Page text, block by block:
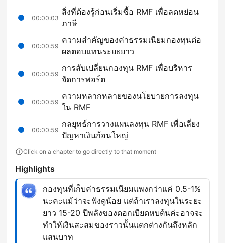
00:00:03
สิ่งที่ต้องรู้ก่อนเริ่มซื้อ RMF เพื่อลดหย่อน
ภาษี
00:00:59
ความสำคัญของค่าธรรมเนียมกองทุนต่อ
ผลตอบแทนระยะยาว
00:00:59
การสับเปลี่ยนกองทุน RMF เพื่อบริหาร
จัดการพอร์ต
00:00:59
ความหลากหลายของนโยบายการลงทุน
ใน RMF
00:00:59
กลยุทธ์การวางแผนลงทุน RMF เพื่อเลี่ยง
ปัญหาเงินก้อนใหญ่
Click on a chapter to go directly to that moment
Highlights
กองทุนที่เก็บค่าธรรมเนียมแพงกว่าแค่ 0.5-1%
นะคะแม้ว่าจะฟังดูน้อย แต่ถ้าเราลงทุนในระยะ
ยาว 15-20 ปีพลังของดอกเบียดหบต้นค่ะอาจจะ
ทำให้เงินสะสมของราวนั้นแตกต่างกันถึงหลัก
แสนบาท